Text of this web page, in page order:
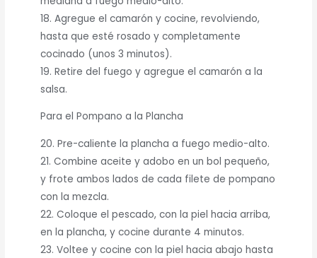
18. Agregue el camarón y cocine, revolviendo,
hasta que esté rosado y completamente
cocinado (unos 3 minutos).
19. Retire del fuego y agregue el camarón a la
salsa.
Para el Pompano a la Plancha
20. Pre-caliente la plancha a fuego medio-alto.
21. Combine aceite y adobo en un bol pequeño,
y frote ambos lados de cada filete de pompano
con la mezcla.
22. Coloque el pescado, con la piel hacia arriba,
en la plancha, y cocine durante 4 minutos.
23. Voltee y cocine con la piel hacia abajo hasta